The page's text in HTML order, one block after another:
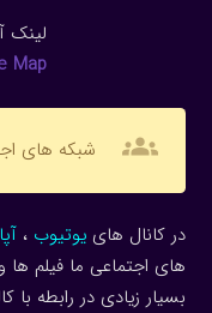
لینک
Map
groups شبکه های
در کانال هاییوتیوب ،
های اجتماعی ما فیلم
بسیار زیادی در رابطه